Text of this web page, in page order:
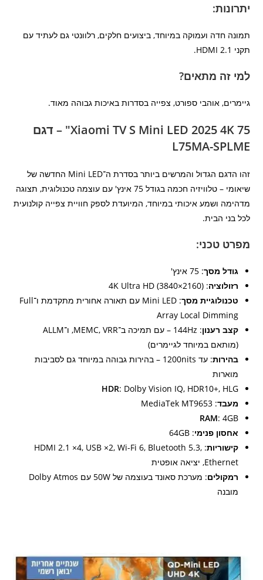
יתרונות:
תמונה חדה ועמוקה במיוחד, ביצועים חלקים, רלוונטי גם לעתיד עם
תקני HDMI 2.1.
למי זה מתאים?
גיימרים, אוהבי ספורט, צפייה בסדרות באיכות גבוהה מאוד.
Xiaomi TV S Mini LED 2025 4K 75" – דגם
L75MA-SPLME
זהו הדגם הגדול והמרשים ביותר בסדרת ה־Mini LED החדשה של
שיאומי – טלוויזיה חכמה בגודל 75 אינץ' עם עוצמה טכנולוגית, תצוגה
מדהימה ושמע איכותי במיוחד, המיועדת לספק חוויית צפייה קולנועית
לכל בני הבית.
מפרט טכני:
גודל מסך: 75 אינץ'
רזולוציה: 4K Ultra HD (3840×2160)
טכנולוגיית מסך
: Mini LED עם תאורה אחורית מתקדמת ו־Full
Array Local Dimming
קצב רענון
: 144Hz – עם תמיכה ב־MEMC, VRR, ו־ALLM
(מותאם במיוחד לגיימרים)
בהירות
: עד 1200nits – בהירות גבוהה במיוחד גם לסביבות
מוארות
HDR: Dolby Vision IQ, HDR10+, HLG
מעבד: MediaTek MT9653
RAM: 4GB
אחסון פנימי: 64GB
קישוריות : HDMI 2.1 ×4, USB ×2, Wi-Fi 6, Bluetooth 5.3,
Ethernet, יציאה אופטית
רמקולים
: מערכת סאונד בעוצמה של 50W עם Dolby Atmos
מובנה